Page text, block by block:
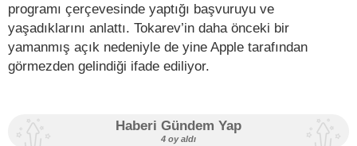
programı çerçevesinde yaptığı başvuruyu ve
yaşadıklarını anlattı. Tokarev’in daha önceki bir
yamanmış açık nedeniyle de yine Apple tarafından
görmezden gelindiği ifade ediliyor.
Haberi Gündem Yap
4 oy aldı